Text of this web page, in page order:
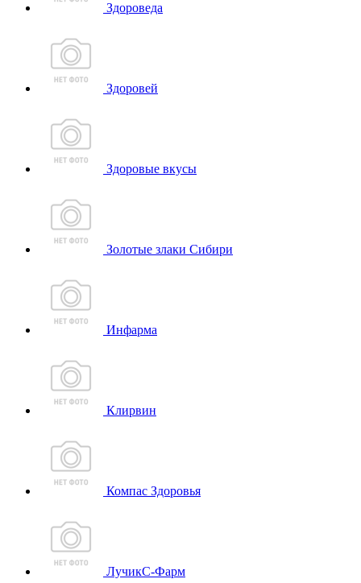
Здороведа
Здоровей
Здоровые вкусы
Золотые злаки Сибири
Инфарма
Клирвин
Компас Здоровья
ЛучикС-Фарм